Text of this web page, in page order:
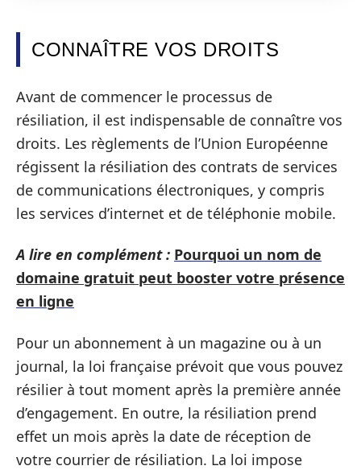
CONNAÎTRE VOS DROITS
Avant de commencer le processus de
résiliation, il est indispensable de connaître vos
droits. Les règlements de l’Union Européenne
régissent la résiliation des contrats de services
de communications électroniques, y compris
les services d’internet et de téléphonie mobile.
A lire en complément : Pourquoi un nom de
domaine gratuit peut booster votre présence
en ligne
Pour un abonnement à un magazine ou à un
journal, la loi française prévoit que vous pouvez
résilier à tout moment après la première année
d’engagement. En outre, la résiliation prend
effet un mois après la date de réception de
votre courrier de résiliation. La loi impose